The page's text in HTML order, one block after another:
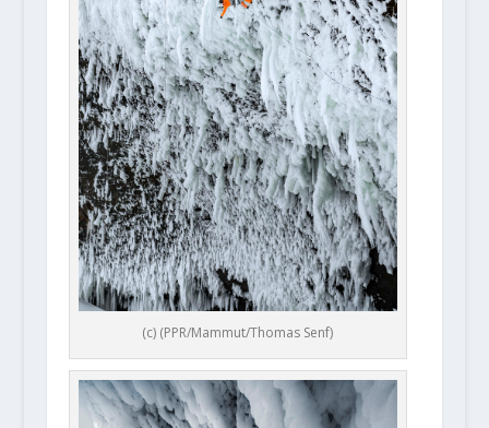
(c) (PPR/Mammut/Thomas Senf)